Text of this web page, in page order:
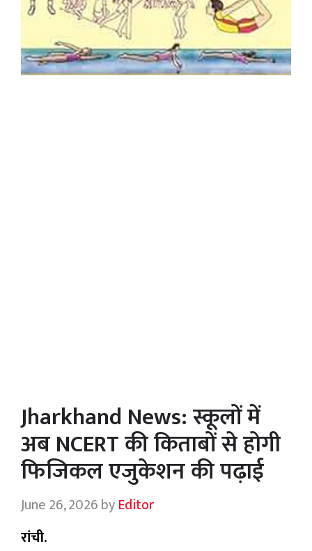
Jharkhand News: स्कूलों में
अब NCERT की किताबों से होगी
फिजिकल एजुकेशन की पढ़ाई
June 26, 2026byEditor
रांची.